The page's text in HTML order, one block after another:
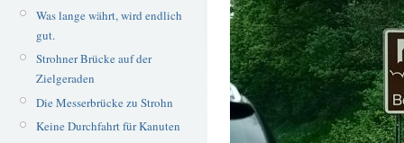
Was lange währt, wird endlich
gut.
Strohner Brücke auf der
Zielgeraden
Die Messerbrücke zu Strohn
Keine Durchfahrt für Kanuten